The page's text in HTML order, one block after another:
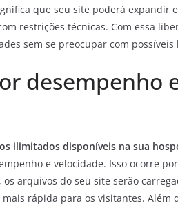
que seu site poderá expandir
restrições técnicas. Com essa
sem se preocupar com
desempenho
ilimitados disponíveis na sua
e velocidade. Isso ocorre
os arquivos do seu site serão
rápida para os visitantes.